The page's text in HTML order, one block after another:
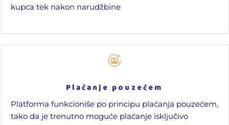
kupca tek nakon narudžbine
Plaćanje pouzećem
Platforma funkcioniše po principu plaćanja pouzećem,
tako da je trenutno moguće plaćanje isključivo